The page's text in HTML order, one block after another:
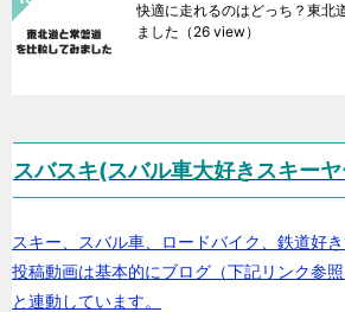
快適に走れるのはどっち？東北
ました （26 view）
スバスキ(スバル車大好きスキー
スキー、スバル車、ロードバイク、鉄道好き
投稿動画は基本的にブログ（下記リンク参照
と連動しています。